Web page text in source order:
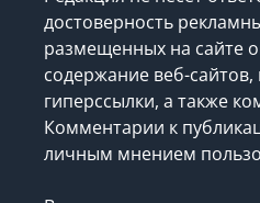
достоверность
размещенных на сайте
содержание веб-
гиперссылки, а также
Комментарии к
личным мнением